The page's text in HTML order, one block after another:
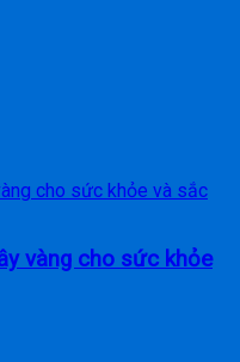
vàng cho sức khỏe